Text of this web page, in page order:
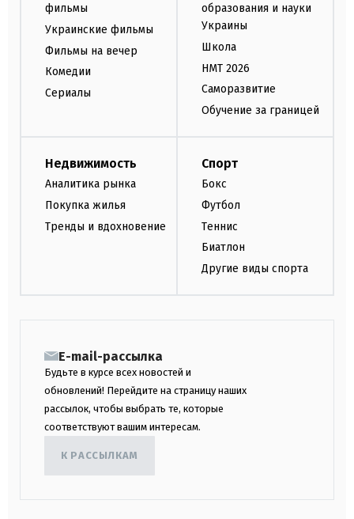
фильмы
Украинские фильмы
Фильмы на вечер
Комедии
Сериалы
образования и науки
Украины
Школа
НМТ 2026
Саморазвитие
Обучение за границей
Недвижимость
Аналитика рынка
Покупка жилья
Тренды и вдохновение
Спорт
Бокс
Футбол
Теннис
Биатлон
Другие виды спорта
E-mail-рассылка
Будьте в курсе всех новостей и
обновлений! Перейдите на страницу наших
рассылок, чтобы выбрать те, которые
соответствуют вашим интересам.
К РАССЫЛКАМ